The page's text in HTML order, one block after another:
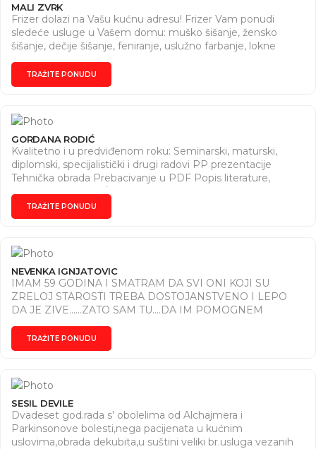
MALI ZVRK
Frizer dolazi na Vašu kućnu adresu! Frizer Vam ponudi
sledeće usluge u Vašem domu: muško šišanje, žensko
šišanje, dečije šišanje, feniranje, uslužno farbanje, lokne
__________ UVEK DOSTUPNE FRIZERSKE USLUGE !
TRAŽITE PONUDU
GORDANA RODIĆ
Kvalitetno i u predviđenom roku: Seminarski, maturski,
diplomski, specijalistički i drugi radovi PP prezentacije
Tehnička obrada Prebacivanje u PDF Popis literature,
ubacivanje fusnota/endnota, ... ... I ostalo po dogovoru
Dugogodišnje iskustvo i praktičan rad u MS Office paketu
TRAŽITE PONUDU
NEVENKA IGNJATOVIC
IMAM 59 GODINA I SMATRAM DA SVI ONI KOJI SU
ZRELOJ STAROSTI TREBA DOSTOJANSTVENO I LEPO
DA JE ZIVE......ZATO SAM TU....DA IM POMOGNEM
TRAŽITE PONUDU
SESIL DEVILE
Dvadeset god.rada s' obolelima od Alchajmera i
Parkinsonove bolesti,nega pacijenata u kućnim
uslovima,obrada dekubita,u suštini veliki br.usluga vezanih